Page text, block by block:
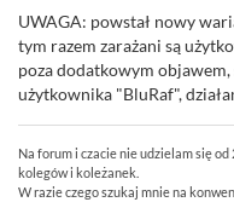
UWAGA: powstał nowy
tym razem zarażani są
poza dodatkowym
użytkownika "BluRaf",
Na forum i czacie nie udzielam się
kolegów i koleżanek.
W razie czego szukaj mnie na